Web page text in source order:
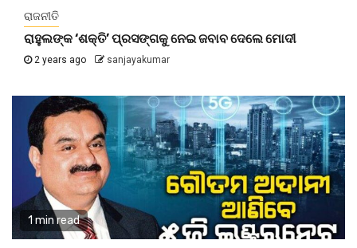
ରାଜନୀତି
ରାହୁଲଙ୍କ ‘ଶକ୍ତି’ ପ୍ରସଙ୍ଗକୁ ନେଇ ଜବାବ ଦେଲେ ମୋଦୀ
2 years ago sanjayakumar
1 min read